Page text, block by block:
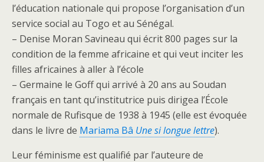
l’éducation nationale qui propose l’organisation d’un
service social au Togo et au Sénégal.
– Denise Moran Savineau qui écrit 800 pages sur la
condition de la femme africaine et qui veut inciter les
filles africaines à aller à l’école
– Germaine le Goff qui arrivé à 20 ans au Soudan
français en tant qu’institutrice puis dirigea l’École
normale de Rufisque de 1938 à 1945 (elle est évoquée
dans le livre de Mariama Bâ Une si longue lettre).
Leur féminisme est qualifié par l’auteure de